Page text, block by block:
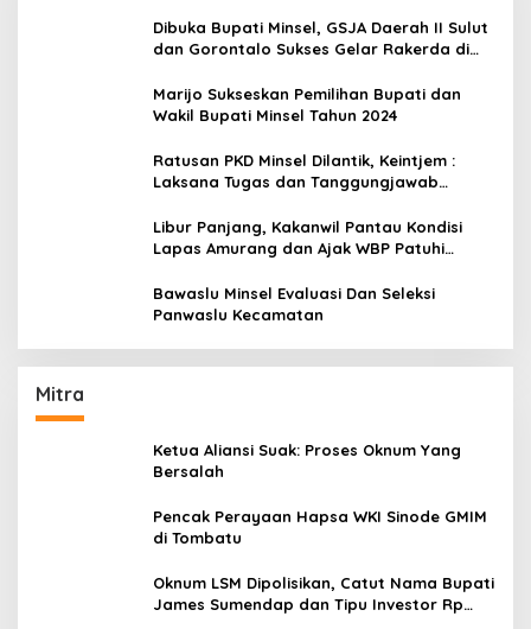
Dibuka Bupati Minsel, GSJA Daerah II Sulut
dan Gorontalo Sukses Gelar Rakerda di
Marijo Sukseskan Pemilihan Bupati dan
Wakil Bupati Minsel Tahun 2024
Ratusan PKD Minsel Dilantik, Keintjem :
Laksana Tugas dan Tanggungjawab
Libur Panjang, Kakanwil Pantau Kondisi
Lapas Amurang dan Ajak WBP Patuhi
Bawaslu Minsel Evaluasi Dan Seleksi
Panwaslu Kecamatan
Mitra
Ketua Aliansi Suak: Proses Oknum Yang
Bersalah
Pencak Perayaan Hapsa WKI Sinode GMIM
di Tombatu
Oknum LSM Dipolisikan, Catut Nama Bupati
James Sumendap dan Tipu Investor Rp